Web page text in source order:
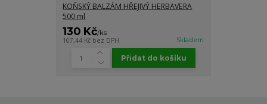
KOŇSKÝ BALZÁM HŘEJIVÝ HERBAVERA
500 ml
130 Kč/ks
107,44 Kč bez DPH Skladem
Přidat do košíku